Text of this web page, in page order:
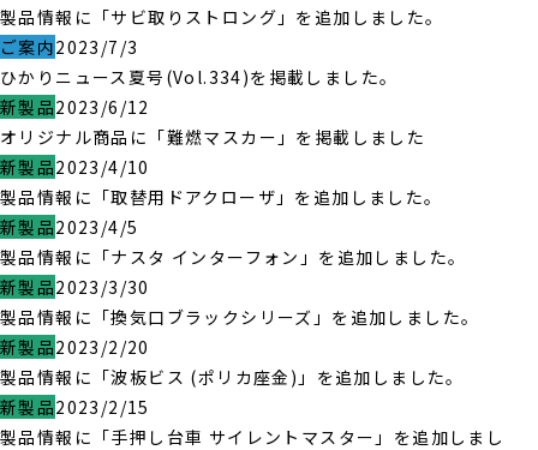
製品情報に「サビ取りストロング」を追加しました。
ご案内2023/7/3
ひかりニュース夏号(Vol.334)を掲載しました。
新製品2023/6/12
オリジナル商品に「難燃マスカー」を掲載しました
新製品2023/4/10
製品情報に「取替用ドアクローザ」を追加しました。
新製品2023/4/5
製品情報に「ナスタ インターフォン」を追加しました。
新製品2023/3/30
製品情報に「換気口ブラックシリーズ」を追加しました。
新製品2023/2/20
製品情報に「波板ビス (ポリカ座金)」を追加しました。
新製品2023/2/15
製品情報に「手押し台車 サイレントマスター」を追加しまし